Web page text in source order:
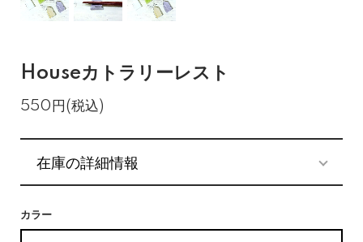
Houseカトラリーレスト
550円(税込)
在庫の詳細情報
カラー